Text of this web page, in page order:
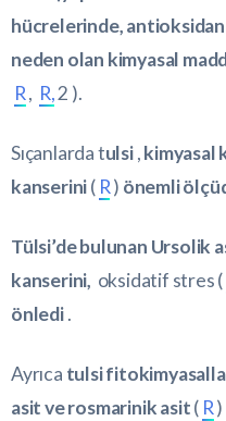
hücrelerinde,
neden olan kimyasal
R, R,2 ).
Sıçanlarda tulsi,kimyasal
kanserini( R) önemli
Tülsi’de bulunan Ursolik
kanserini, oksidatif stres (
önledi.
Ayrıca tulsi
asit ve rosmarinik asit( R)